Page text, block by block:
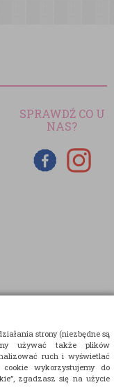
strony (niezbędne są
używać także plików
ruch i wyświetlać
wykorzystujemy do
zgadzasz się na użycie
SPRAWDŹ CO U
NAS?